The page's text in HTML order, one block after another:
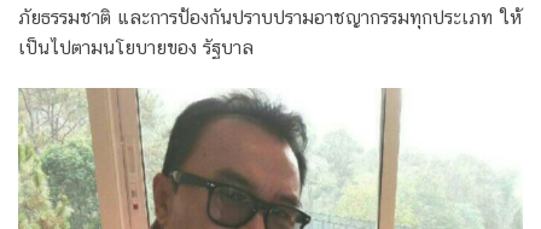
ภัยธรรมชาติ และการป้องกันปราบปรามอาชญากรรมทุกประเภท ให้
เป็นไปตามนโยบายของ รัฐบาล